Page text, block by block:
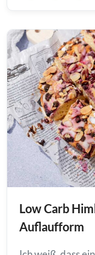
Low Carb
Auflaufform